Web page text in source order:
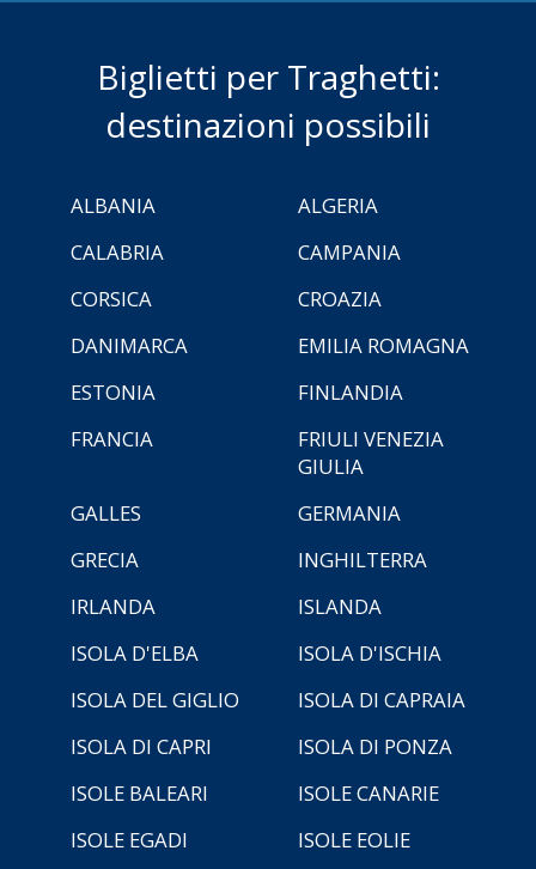
Biglietti per Traghetti:
destinazioni possibili
ALBANIA
ALGERIA
CALABRIA
CAMPANIA
CORSICA
CROAZIA
DANIMARCA
EMILIA ROMAGNA
ESTONIA
FINLANDIA
FRANCIA
FRIULI VENEZIA
GIULIA
GALLES
GERMANIA
GRECIA
INGHILTERRA
IRLANDA
ISLANDA
ISOLA D'ELBA
ISOLA D'ISCHIA
ISOLA DEL GIGLIO
ISOLA DI CAPRAIA
ISOLA DI CAPRI
ISOLA DI PONZA
ISOLE BALEARI
ISOLE CANARIE
ISOLE EGADI
ISOLE EOLIE